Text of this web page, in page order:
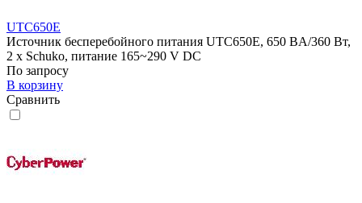
UTC650E
Источник бесперебойного питания UTC650E, 650 BA/360 Вт,
2 x Schuko, питание 165~290 V DC
По запросу
В корзину
Сравнить